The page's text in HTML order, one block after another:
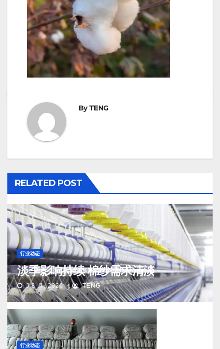
ByTENG
RELATED POST
行业动态
淡季影响持续 棉纱需求清淡
J 8 月, 2026 TENG
行业动态